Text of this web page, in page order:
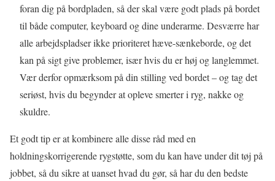
foran dig på bordpladen, så der skal være godt plads på bordet
til både computer, keyboard og dine underarme. Desværre har
alle arbejdspladser ikke prioriteret hæve-sænkeborde, og det
kan på sigt give problemer, især hvis du er høj og langlemmet.
Vær derfor opmærksom på din stilling ved bordet – og tag det
seriøst, hvis du begynder at opleve smerter i ryg, nakke og
skuldre.
Et godt tip er at kombinere alle disse råd med en
holdningskorrigerende rygstøtte, som du kan have under dit tøj på
jobbet, så du sikre at uanset hvad du gør, så har du den bedste